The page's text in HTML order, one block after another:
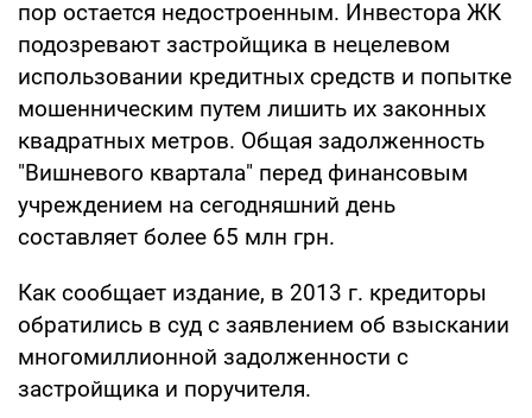
пор остается недостроенным. Инвестора ЖК
подозревают застройщика в нецелевом
использовании кредитных средств и попытке
мошенническим путем лишить их законных
квадратных метров. Общая задолженность
"Вишневого квартала" перед финансовым
учреждением на сегодняшний день
составляет более 65 млн грн.
Как сообщает издание, в 2013 г. кредиторы
обратились в суд с заявлением об взыскании
многомиллионной задолженности с
застройщика и поручителя.